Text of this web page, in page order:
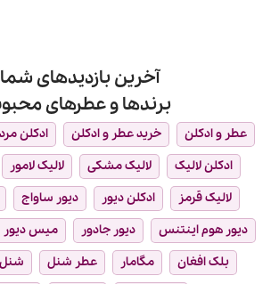
آخرین بازدیدهای شما
برندها و عطرهای
عطر و ادکلن خرید عطر و ادکلن ادکلن
ادکلن لالیک
لالیک مشکی لالیک لامور
لالیک قرمز
ادکلن دیور دیور ساواج
دیور هوم اینتنس
دیور جادور میس دیور
بلک افغان
مگامار عطر شنل
شنل